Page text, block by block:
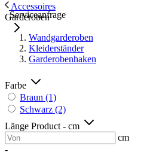
Serviceanfrage
Accessoires
Garderoben
Wandgarderoben
Kleiderständer
Garderobenhaken
Farbe
Braun (1)
Schwarz (2)
Länge Product - cm
cm
-